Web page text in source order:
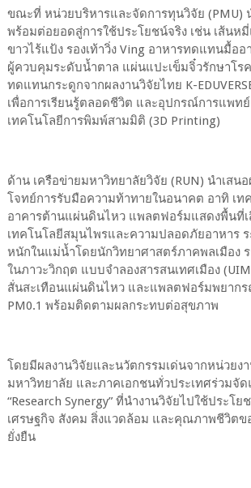
ขณะที่ หน่วยบริหารและจัดการทุนวิจัย (PMU)
พร้อมต่อยอดสู่การใช้ประโยชน์จริง เช่น เส้นห
ขาวไร้แป้ง รองเท้าวิ่ง Ving อาหารทดแทนมื้ออ
ผู้ควบคุมระดับน้ำตาล แผ่นแปะเข็มจิ๋วรักษาโร
ทดแทนกระดูกจากผลงานวิจัยไทย K-
เพื่อการเรียนรู้ตลอดชีวิต และอุปกรณ์การแพท
เทคโนโลยีการพิมพ์สามมิติ (3D Printing)
ด้าน เครือข่ายมหาวิทยาลัยวิจัย (RUN) นำเสน
โจทย์การรับมือความท้าทายในอนาคต อาทิ เท
อาคารต้านแผ่นดินไหว แพลตฟอร์มแสดงพื้นที่เ
เทคโนโลยีสมุนไพรและความปลอดภัยอาหาร ร
หนักในแม่น้ำโดยนักวิทยาศาสตร์ภาคพลเมือง
ในภาวะวิกฤต แบบจำลองสารสนเทศเมือง
สั่นสะเทือนแผ่นดินไหว และแพลตฟอร์มพยาก
PM0.1 พร้อมติดตามผลกระทบต่อสุขภาพ
โดยมีผลงานวิจัยและนวัตกรรมเด่นจากหน่วยง
มหาวิทยาลัย และภาคเอกชนทั่วประเทศร่วมจั
“Research Synergy” ที่นำงานวิจัยไปใช้ประโ
เศรษฐกิจ สังคม สิ่งแวดล้อม และคุณภาพชีวิตข
ยั่งยืน